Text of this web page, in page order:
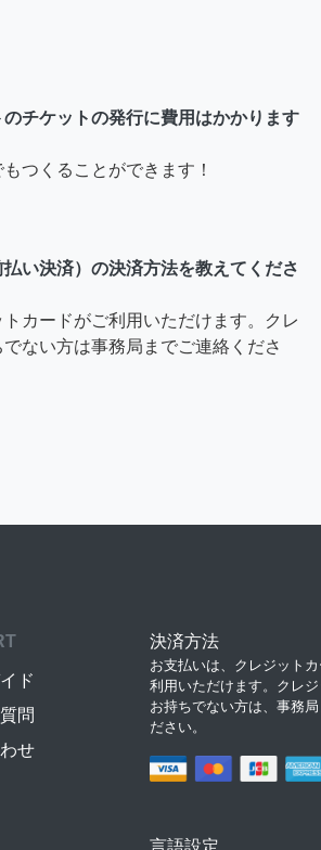
チケットの発行に費用はかかります
つくることができます！
い決済）の決済方法を教えてくださ
カードがご利用いただけます。クレ
ない方は事務局までご連絡くださ
ド
問
せ
決済方法
お支払いは、クレジット
利用いただけます。クレ
お持ちでない方は、事務局
ださい。
言語設定